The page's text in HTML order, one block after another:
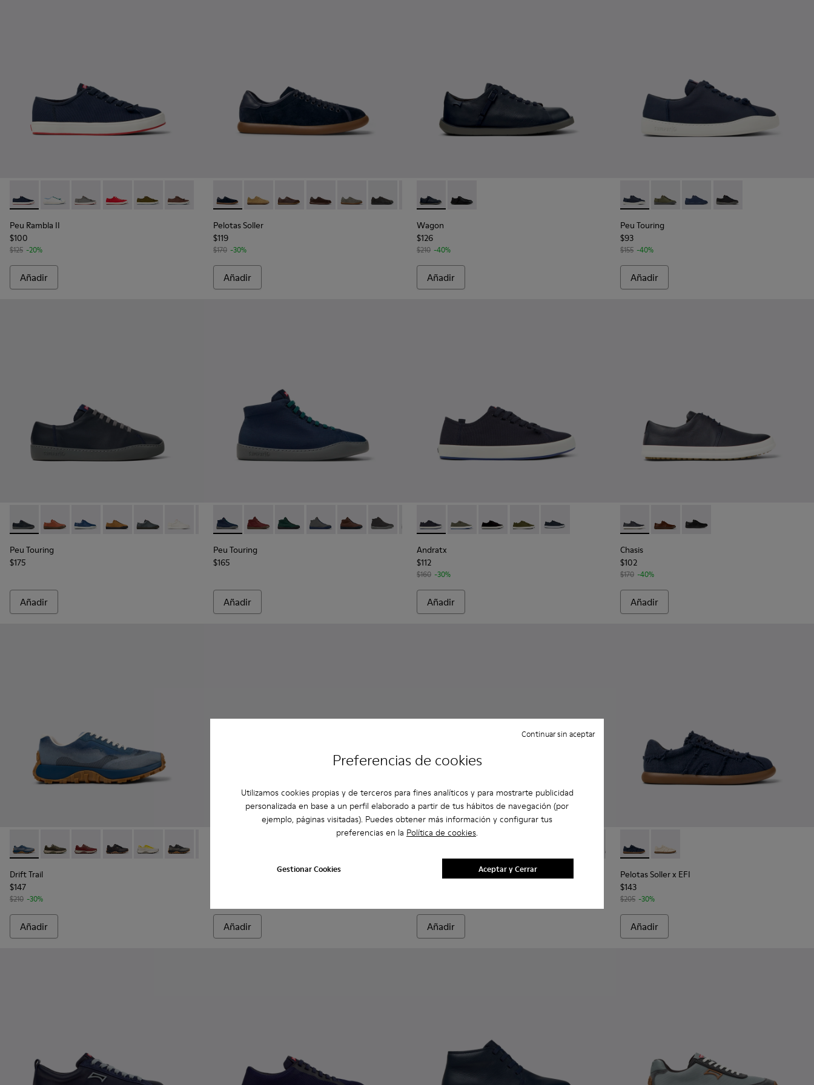
Preferencias de cookies
Utilizamos cookies propias y de terceros para fines analíticos y para mostrarte publicidad
personalizada en base a un perfil elaborado a partir de tus hábitos de navegación (por
ejemplo, páginas visitadas). Puedes obtener más información y configurar tus
preferencias en la Política de cookies.
Gestionar Cookies
Continuar sin aceptar
Aceptar y Cerrar
Peu Rambla II - K101095-001 - Sneakers de tejido azules para hombre.
Peu Rambla II - K101095-006
Peu Rambla II - K101095-005
Peu Rambla II - K101095-004
Peu Rambla II - K101095-003
Peu Rambla II - K101095-002
Peu Rambla II
$100
$125 -20%
Añadir
Pelotas Soller - K100974-015 - Sneakers de nobuk azules para hombre.
Pelotas Soller - K100974-021
Pelotas Soller - K100974-019
Pelotas Soller - K100974-018
Pelotas Soller - K100974-017
Pelotas Soller - K100974-013
Pelotas Soller - K100974-002
Pelotas Soller - K100974-001
Pelotas Soller
$119
$170 -30%
Añadir
Wagon - K101101-003 - Zapatos de piel y tejido azules para hombre.
Wagon - K101101-001
Wagon
$126
$210 -40%
Añadir
Peu Touring - K100881-018 - Sneakers de
Peu Touring - K100881-016
Peu Touring - K100881-014
Peu Touring -
Peu Touring
$93
$155 -40%
Añadir
Peu Touring - K100479-051 - Zapatillas de piel azules para hombre.
Peu Touring - K100479-062
Peu Touring - K100479-061 - Sneakers de piel azules para hombre.
Peu Touring - K100479-059
Peu Touring - K100479-058
Peu Touring - K100479-045
Peu Touring - K100479-022
Peu Touring - K100479-021
Peu Touring - K100479-011
Peu Touring - K100479-001
Peu Touring
$175
Añadir
Peu Touring - K300270-008 - Zapatillas de textil azules para hombre.
Peu Touring - K300270-035
Peu Touring - K300270-033
Peu Touring - K300270-032
Peu Touring - K300270-030
Peu Touring - K300270-018
Peu Touring - K300270-014
Peu Touring
$165
Añadir
Andratx - K100158-018 - Sneakers de tejido azules para hombre.
Andratx - K100158-022
Andratx - K100158-021
Andratx - K100158-020
Andratx - K100158-011
Andratx
$112
$160 -30%
Añadir
Chasis - K100836-011 - Zapatos de piel
Chasis - K100836-016
Chasis - K100836-001
Chasis
$102
$170 -40%
Añadir
Drift Trail - K101084-004 - Sneakers de piel azules para hombre.
Drift Trail - K101084-007
Drift Trail - K101084-006
Drift Trail - K101084-005
Drift Trail - K101084-003
Drift Trail - K101084-002
Drift Trail
$147
$210 -30%
Añadir Añadir
Norman - K100998-008 - Zapatos de ante azules para hombre.
Norman - K100998-007
Norman - K100998-005
Norman - K100998-002
Norman - K100998-001
Añadir
Pelotas Soller x EFI - K101033-002 -
Pelotas Soller x EFI - K101033-001
Pelotas Soller x EFI
$143
$205 -30%
Añadir